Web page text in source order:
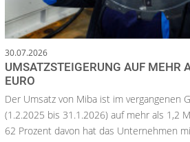
30.07.2026
UMSATZSTEIGERUNG AUF MEHR
EURO
Der Umsatz von Miba ist im vergangenen
(1.2.2025 bis 31.1.2026) auf mehr als 1,2
62 Prozent davon hat das Unternehmen